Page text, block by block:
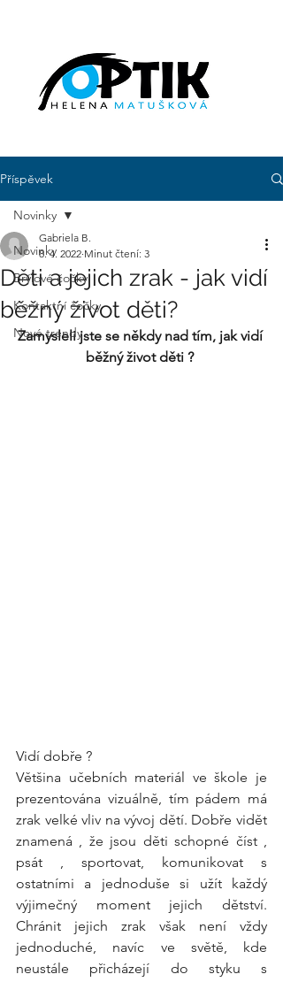
Příspěvek
Novinky
Brýlové čočky
Kontaktní čočky
Nové trendy
Novinky
Děti a jejich zrak - jak vidí
běžný život děti?
Gabriela B.
8. 4. 2022 Minut čtení: 3
Zamysleli jste se někdy nad tím, jak vidí
běžný život děti ?
Vidí dobře ?
Většina učebních materiál ve škole je
prezentována vizuálně, tím pádem má
zrak velké vliv na vývoj dětí. Dobře vidět
znamená , že jsou děti schopné číst ,
psát , sportovat, komunikovat s
ostatními a jednoduše si užít každý
výjimečný moment jejich dětství.
Chránit jejich zrak však není vždy
jednoduché, navíc ve světě, kde
neustále přicházejí do styku s